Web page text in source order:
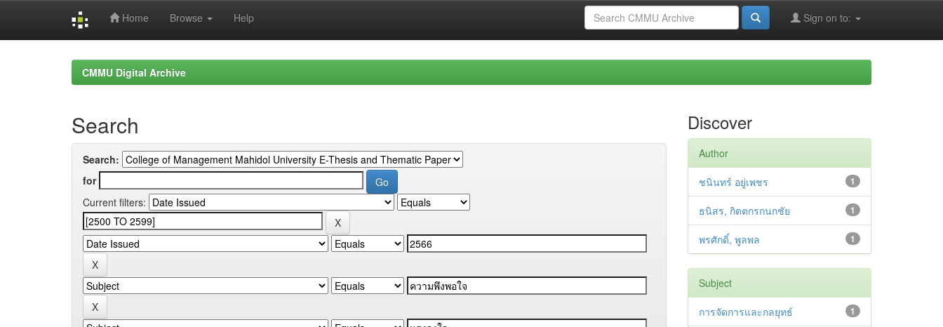
Home Browse Help Sign on to:
CMMU Digital Archive
Search
Search:
for
Current filters:
Discover
Author
1
ชนินทร์ อยู่เพชร
1
ธนิสร, กิตตกรกนกชัย
1
พรศักดิ์, พูลพล
Subject
1
การจัดการและกลยุทธ์